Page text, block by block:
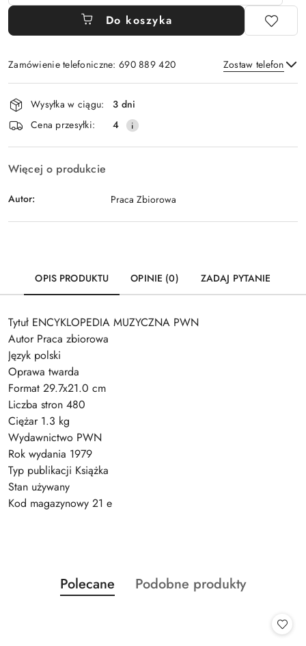
Do koszyka
Zamówienie telefoniczne: 690 889 420 Zostaw telefon
Wyślij
Dostępność
i
dostawa
Wysyłka w ciągu:
3 dni
Cena przesyłki:
4
Więcej o produkcie
Autor: Praca Zbiorowa
OPIS PRODUKTU OPINIE (0) ZADAJ PYTANIE
Tytuł ENCYKLOPEDIA MUZYCZNA PWN
Autor Praca zbiorowa
Język polski
Oprawa twarda
Format 29.7x21.0 cm
Liczba stron 480
Ciężar 1.3 kg
Wydawnictwo PWN
Rok wydania 1979
Typ publikacji Książka
Stan używany
Kod magazynowy 21 e
Pomiń karuzelę produktów
Produkty
o
Polecane
Produkty
Podobne produkty